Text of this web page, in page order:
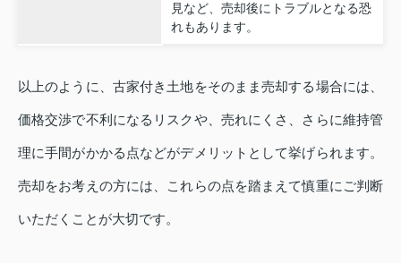
見など、売却後にトラブルとなる恐
れもあります。
以上のように、古家付き土地をそのまま売却する場合には、
価格交渉で不利になるリスクや、売れにくさ、さらに維持管
理に手間がかかる点などがデメリットとして挙げられます。
売却をお考えの方には、これらの点を踏まえて慎重にご判断
いただくことが大切です。